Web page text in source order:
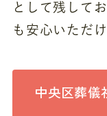
として残して
も安心いただけ
中央区葬儀